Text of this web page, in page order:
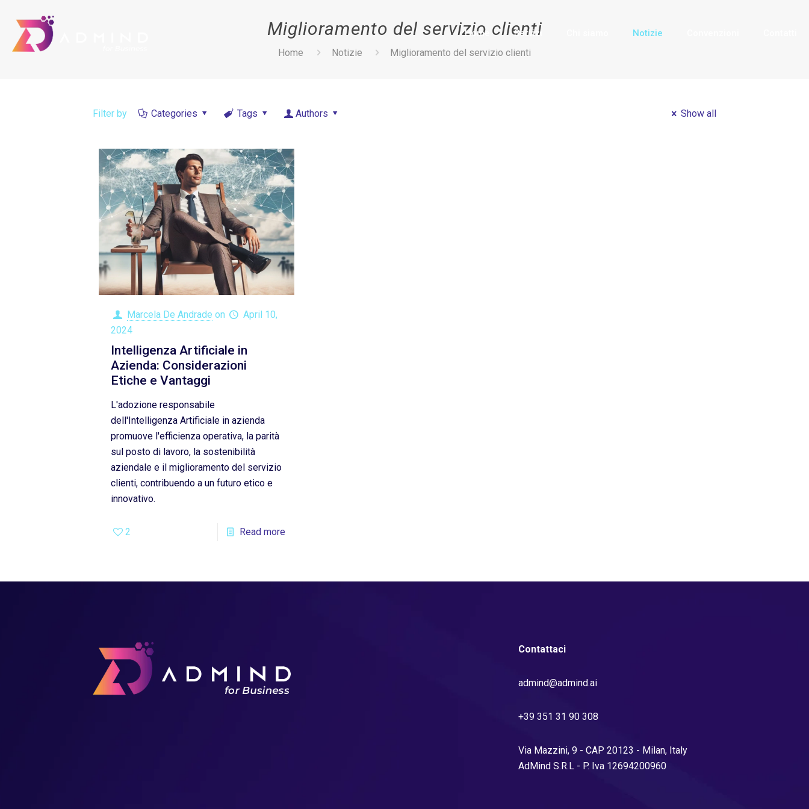
Home Servizi Notizie
Miglioramento del servizio clienti
Home Notizie Miglioramento del servizio clienti
Filter by Categories Tags Authors Show all
Marcela De Andrade on
April 10,
2024
Intelligenza Artificiale in
Azienda: Considerazioni
Etiche e Vantaggi
L'adozione responsabile
dell'Intelligenza Artificiale in azienda
promuove l'efficienza operativa, la parità
sul posto di lavoro, la sostenibilità
aziendale e il miglioramento del servizio
clienti, contribuendo a un futuro etico e
innovativo.
2 Read more
Contattaci
admind@admind.ai
+39 351 31 90 308
Via Mazzini, 9 - CAP 20123 - Milan, Italy
AdMind S.R.L - P. Iva 12694200960